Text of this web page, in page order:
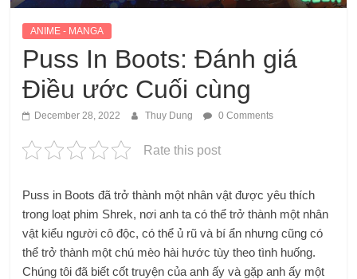
ANIME - MANGA
Puss In Boots: Đánh giá
Điều ước Cuối cùng
December 28, 2022 Thuy Dung 0 Comments
Rate this post
Puss in Boots đã trở thành một nhân vật được yêu thích
trong loạt phim Shrek, nơi anh ta có thể trở thành một nhân
vật kiểu người cô độc, có thể ủ rũ và bí ẩn nhưng cũng có
thể trở thành một chú mèo hài hước tùy theo tình huống.
Chúng tôi đã biết cốt truyện của anh ấy và gặp anh ấy một